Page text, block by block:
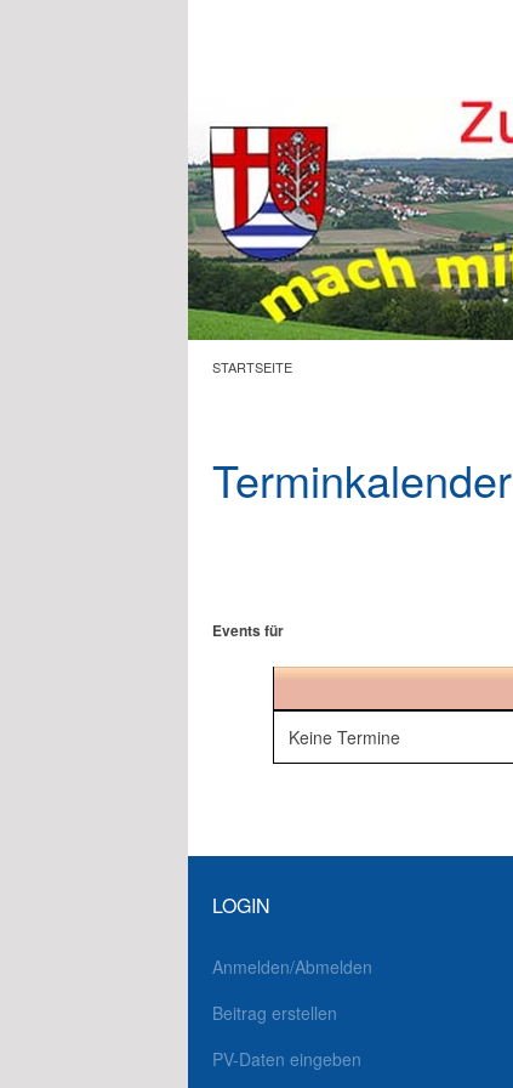
STARTSEITE
Terminkalender
Events für
Keine Termine
LOGIN
Anmelden/Abmelden
Beitrag erstellen
PV-Daten eingeben